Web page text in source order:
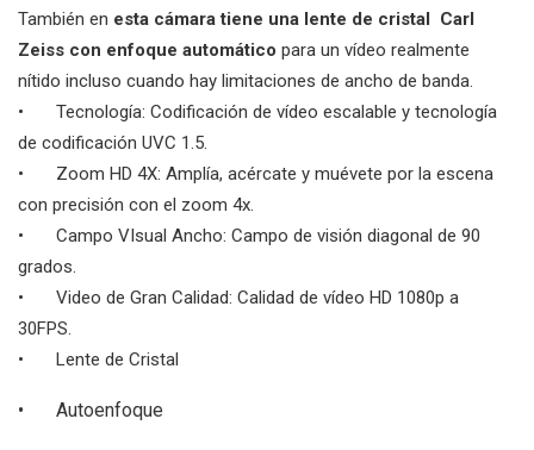
También en esta cámara tiene una lente de cristal Carl
Zeiss con enfoque automático para un vídeo realmente
nítido incluso cuando hay limitaciones de ancho de banda.
•
Tecnología: Codificación de vídeo escalable y tecnología
de codificación UVC 1.5.
•
Zoom HD 4X: Amplía, acércate y muévete por la escena
con precisión con el zoom 4x.
•
Campo VIsual Ancho: Campo de visión diagonal de 90
grados.
•
Video de Gran Calidad: Calidad de vídeo HD 1080p a
30FPS.
•
Lente de Cristal
• Autoenfoque